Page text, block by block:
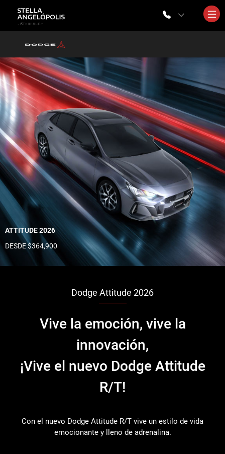
ATTITUDE 2026
DESDE $364,900
Dodge Attitude 2026
Vive la emoción, vive la
innovación,
¡Vive el nuevo Dodge Attitude
R/T!
Con el nuevo Dodge Attitude R/T vive un estilo de vida
emocionante y lleno de adrenalina.